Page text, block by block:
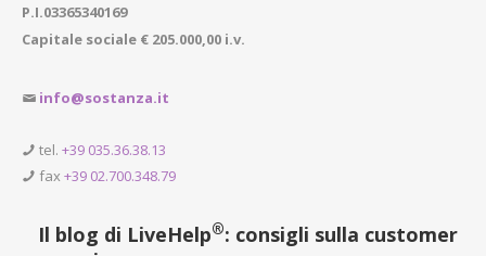
P.I.03365340169
Capitale sociale € 205.000,00 i.v.
info@sostanza.it
tel. +39 035.36.38.13
fax+39 02.700.348.79
Il blog di LiveHelp®: consigli sulla customer